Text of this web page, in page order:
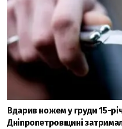
Вдарив ножем у груди 15-
Дніпропетровщині